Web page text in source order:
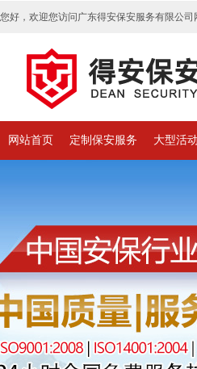
您好，欢迎您访问广东得安保安服务有限公司
网站首页 定制保安服务 大型活